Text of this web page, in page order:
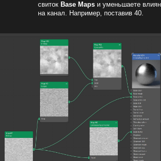
свиток Base Maps и уменьшаете
на канал. Например, поставив 40.
Юридический адрес:
197082, Россия, г. Санкт-Петербург,
ул. Туристская, д. 30
ИП Кононыхин Олег Михайлович
ИНН: 781422084057
ОГРН: 318784700375625
+7 (993) 077-2418 admin@ok-visual.ru
Школа Олега Кононыхина
НАШИ ПАРТНЕРЫ: